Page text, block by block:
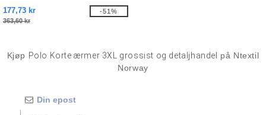
177,73 kr
363,60 kr
-51%
Kjøp Polo Korte ærmer 3XL grossist og detaljhandel
på Ntextil
Norway